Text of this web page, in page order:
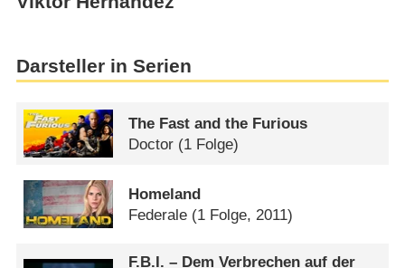
Darsteller in Serien
The Fast and the Furious
Doctor (1 Folge)
Homeland
Federale (1 Folge, 2011)
F.B.I. – Dem Verbrechen auf der